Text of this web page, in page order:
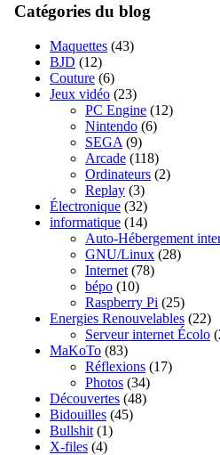
Catégories du blog
Maquettes (43)
BJD (12)
Couture (6)
Jeux vidéo (23)
PC Engine (12)
Nintendo (6)
SEGA (9)
Arcade (118)
Ordinateurs (2)
Replay (3)
Électronique (32)
informatique (14)
Auto-Hébergement
GNU/Linux (28)
Internet (78)
bépo (10)
Raspberry Pi (25)
Energies Renouvelables (22)
Serveur internet Écolo
MaKoTo (83)
Réflexions (17)
Photos (34)
Découvertes (48)
Bidouilles (45)
Bullshit (1)
X-files (4)